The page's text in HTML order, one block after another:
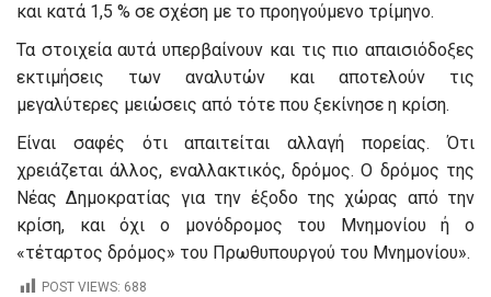
και κατά 1,5 % σε σχέση με το προηγούμενο τρίμηνο.
Τα στοιχεία αυτά υπερβαίνουν και τις πιο απαισιόδοξες
εκτιμήσεις των αναλυτών και αποτελούν τις
μεγαλύτερες μειώσεις από τότε που ξεκίνησε η κρίση.
Είναι σαφές ότι απαιτείται αλλαγή πορείας. Ότι
χρειάζεται άλλος, εναλλακτικός, δρόμος. Ο δρόμος της
Νέας Δημοκρατίας για την έξοδο της χώρας από την
κρίση, και όχι ο μονόδρομος του Μνημονίου ή ο
«τέταρτος δρόμος» του Πρωθυπουργού του Μνημονίου».
POST VIEWS: 688